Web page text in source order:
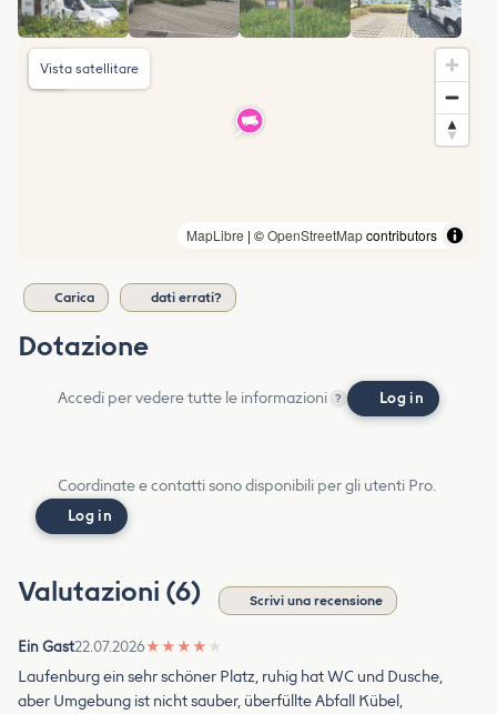
MapLibre | ©OpenStreetMapcontributors
Vista satellitare
Carica dati errati?
Dotazione
Accedi per vedere tutte le informazioni ? Log in
Coordinate e contatti sono disponibili per gli utenti Pro.
Log in
Valutazioni (6) Scrivi una recensione
Ein Gast22.07.2026★ ★ ★ ★ ★
Laufenburg ein sehr schöner Platz, ruhig hat WC und Dusche,
aber Umgebung ist nicht sauber, überfüllte Abfall Kübel,